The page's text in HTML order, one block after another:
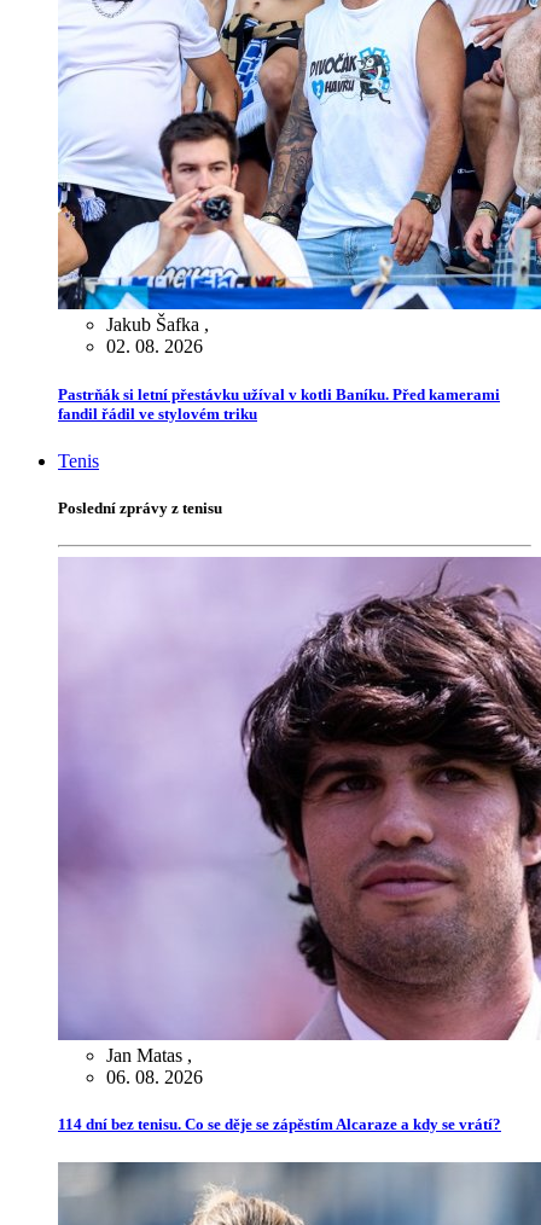
Jakub Šafka ,
02. 08. 2026
Pastrňák si letní přestávku užíval v kotli Baníku. Před kamerami
fandil řádil ve stylovém triku
Tenis
Poslední zprávy z tenisu
Jan Matas ,
06. 08. 2026
114 dní bez tenisu. Co se děje se zápěstím Alcaraze a kdy se vrátí?